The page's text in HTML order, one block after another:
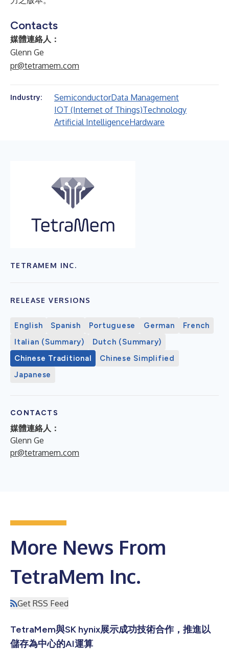
Contacts
媒體連絡人：
Glenn Ge
pr@tetramem.com
Industry: SemiconductorData Management
IOT (Internet of Things)Technology
Artificial IntelligenceHardware
TETRAMEM INC.
RELEASE VERSIONS
English Spanish Portuguese German
French
Italian (Summary)
Dutch (Summary)
Chinese Traditional
Chinese Simplified
Japanese
CONTACTS
媒體連絡人：
Glenn Ge
pr@tetramem.com
More News From
TetraMem Inc.
Get RSS Feed
TetraMem與SK hynix展示成功技術合作，推進以
儲存為中心的AI運算